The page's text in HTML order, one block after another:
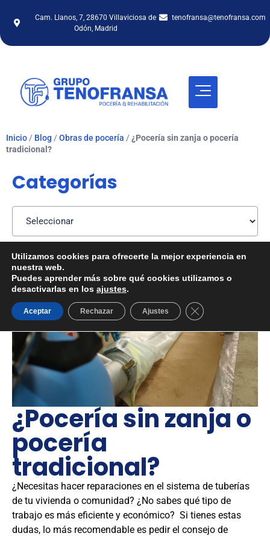
Cam. Llanos, 7, 28670 Villaviciosa de
Odón, Madrid
tenofransa@tenofransa.com
Inicio / Blog /Obras de pocería / ¿Pocería sin zanja o pocería
tradicional?
¿Pocería sin zanja o
pocería
tradicional?
¿Necesitas hacer reparaciones en el sistema de tuberías
de tu vivienda o comunidad? ¿No sabes qué tipo de
trabajo es más eficiente y económico? Si tienes estas
dudas, lo más recomendable es pedir el consejo de
Categorías
Utilizamos cookies para ofrecerte la mejor experiencia en
nuestra web.
Puedes aprender más sobre qué cookies utilizamos o
desactivarlas en los ajustes.
Aceptar Rechazar Ajustes Cerrar el banner